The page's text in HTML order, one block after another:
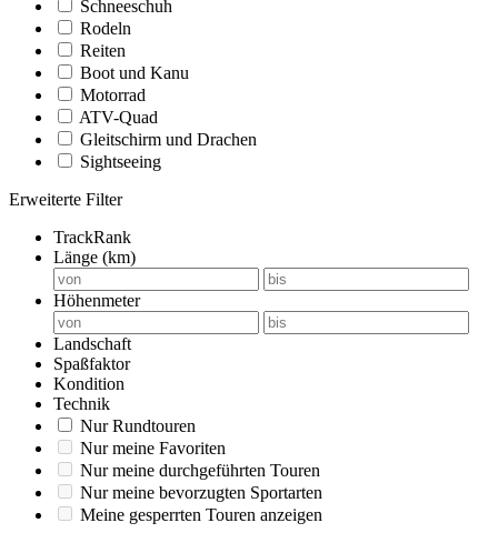
Schneeschuh
Rodeln
Reiten
Boot und Kanu
Motorrad
ATV-Quad
Gleitschirm und Drachen
Sightseeing
Erweiterte Filter
TrackRank
Länge (km)
Höhenmeter
Landschaft
Spaßfaktor
Kondition
Technik
Nur Rundtouren
Nur meine Favoriten
Nur meine durchgeführten Touren
Nur meine bevorzugten Sportarten
Meine gesperrten Touren anzeigen